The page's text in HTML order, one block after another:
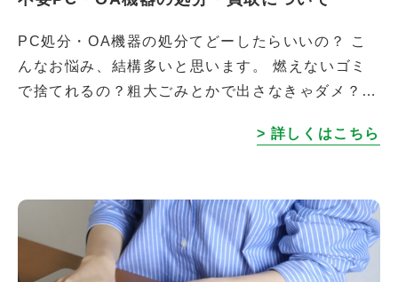
PC処分・OA機器の処分てどーしたらいいの？ こ
んなお悩み、結構多いと思います。 燃えないゴミ
で捨てれるの？粗大ごみとかで出さなきゃダメ？
談ください。 回収からデータ消去ま […]> 詳しくはこちら